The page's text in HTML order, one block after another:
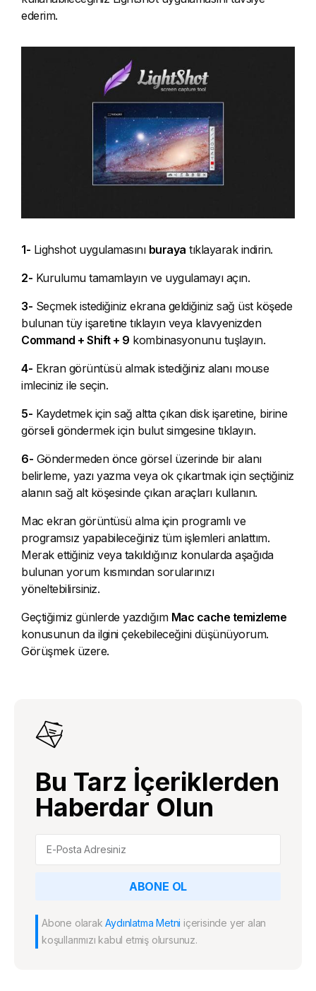
ederim.
1- Lighshot uygulamasını buraya tıklayarak indirin.
2- Kurulumu tamamlayın ve uygulamayı açın.
3- Seçmek istediğiniz ekrana geldiğiniz sağ üst köşede
bulunan tüy işaretine tıklayın veya klavyenizden
Command + Shift + 9 kombinasyonunu tuşlayın.
4- Ekran görüntüsü almak istediğiniz alanı mouse
imleciniz ile seçin.
5- Kaydetmek için sağ altta çıkan disk işaretine, birine
görseli göndermek için bulut simgesine tıklayın.
6- Göndermeden önce görsel üzerinde bir alanı
belirleme, yazı yazma veya ok çıkartmak için seçtiğiniz
alanın sağ alt köşesinde çıkan araçları kullanın.
Mac ekran görüntüsü alma için programlı ve
programsız yapabileceğiniz tüm işlemleri anlattım.
Merak ettiğiniz veya takıldığınız konularda aşağıda
bulunan yorum kısmından sorularınızı
yöneltebilirsiniz.
Geçtiğimiz günlerde yazdığım Mac cache temizleme
konusunun da ilgini çekebileceğini düşünüyorum.
Görüşmek üzere.
Bu Tarz İçeriklerden
Haberdar Olun
ABONE OL
Abone olarakAydınlatma Metni içerisinde yer alan
koşullarımızı kabul etmiş olursunuz.